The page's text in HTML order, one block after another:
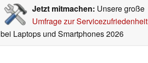
Jetzt mitmachen: Unsere große
Umfrage zur Servicezufriedenheit
bei Laptops und Smartphones 2026